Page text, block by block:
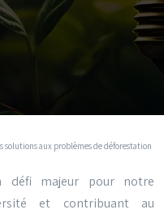
aux problèmes de déforestation
défi majeur pour notre
et contribuant au